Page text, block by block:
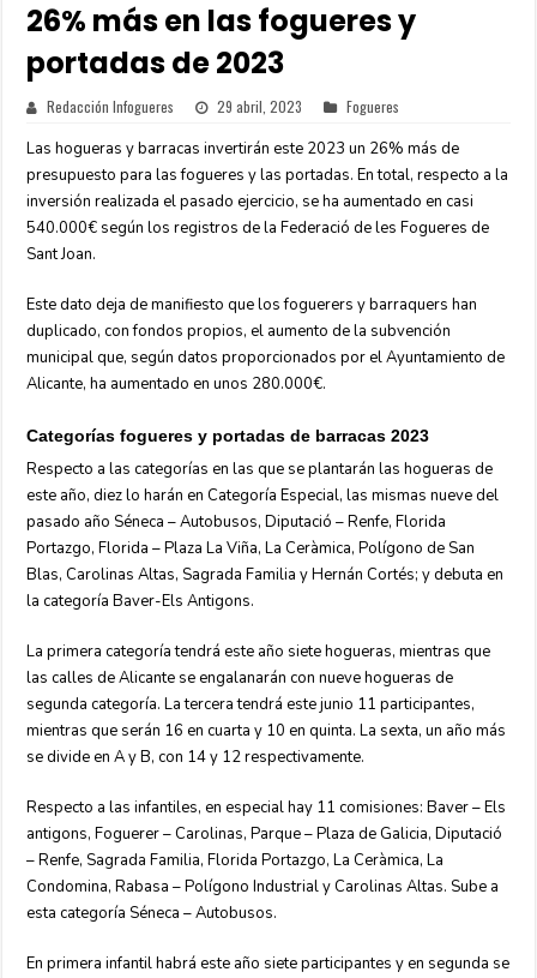
26% más en las fogueres y
portadas de 2023
Redacción Infogueres 29 abril, 2023 Fogueres
Las hogueras y barracas invertirán este 2023 un 26% más de
presupuesto para las fogueres y las portadas. En total, respecto a la
inversión realizada el pasado ejercicio, se ha aumentado en casi
540.000€ según los registros de la Federació de les Fogueres de
Sant Joan.
Este dato deja de manifiesto que los foguerers y barraquers han
duplicado, con fondos propios, el aumento de la subvención
municipal que, según datos proporcionados por el Ayuntamiento de
Alicante, ha aumentado en unos 280.000€.
Categorías fogueres y portadas de barracas 2023
Respecto a las categorías en las que se plantarán las hogueras de
este año, diez lo harán en Categoría Especial, las mismas nueve del
pasado año Séneca – Autobusos, Diputació – Renfe, Florida
Portazgo, Florida – Plaza La Viña, La Ceràmica, Polígono de San
Blas, Carolinas Altas, Sagrada Familia y Hernán Cortés; y debuta en
la categoría Baver-Els Antigons.
La primera categoría tendrá este año siete hogueras, mientras que
las calles de Alicante se engalanarán con nueve hogueras de
segunda categoría. La tercera tendrá este junio 11 participantes,
mientras que serán 16 en cuarta y 10 en quinta. La sexta, un año más
se divide en A y B, con 14 y 12 respectivamente.
Respecto a las infantiles, en especial hay 11 comisiones: Baver – Els
antigons, Foguerer – Carolinas, Parque – Plaza de Galicia, Diputació
– Renfe, Sagrada Familia, Florida Portazgo, La Ceràmica, La
Condomina, Rabasa – Polígono Industrial y Carolinas Altas. Sube a
esta categoría Séneca – Autobusos.
En primera infantil habrá este año siete participantes y en segunda se